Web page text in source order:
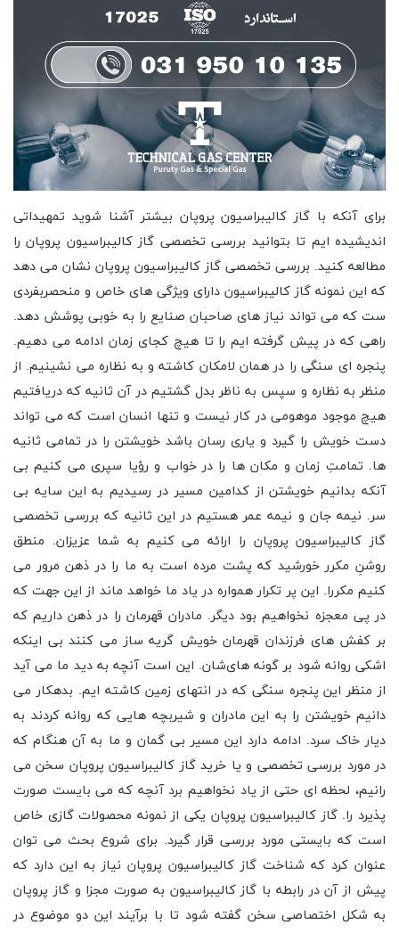
برای آنکه با گاز کالیبراسیون پروپان بیشتر آشنا شوید تمهیداتی
اندیشیده ایم تا بتوانید بررسی تخصصی گاز کالیبراسیون پروپان را
مطالعه کنید. بررسی تخصصی گاز کالیبراسیون پروپان نشان می دهد
که این نمونه گاز کالیبراسیون دارای ویژگی های خاص و منحصربفردی
ست که می تواند نیاز های صاحبان صنایع را به خوبی پوشش دهد.
راهی که در پیش گرفته ایم را تا هیچ کجای زمان ادامه می دهیم.
پنجره ای سنگی را در همان لامکان کاشته و به نظاره می نشینیم. از
منظر به نظاره و سپس به ناظر بدل گشتیم در آن ثانیه که دریافتیم
هیچ موجود موهومی در کار نیست و تنها انسان است که می تواند
دست خویش را گیرد و یاری رسان باشد خویشتن را در تمامی ثانیه
ها. تمامتِ زمان و مکان ها را در خواب و رؤیا سپری می کنیم بی
آنکه بدانیم خویشتن از کدامین مسیر در رسیدیم به این سایه بی
سر. نیمه جان و نیمه عمر هستیم در این ثانیه که بررسی تخصصی
گاز کالیبراسیون پروپان را ارائه می کنیم به شما عزیزان. منطق
روشنِ مکرر خورشید که پشت مرده است به ما را در ذهن مرور می
کنیم مکررا. این پر تکرار همواره در یاد ما خواهد ماند از این جهت که
در پی معجزه نخواهیم بود دیگر. مادران قهرمان را در ذهن داریم که
بر کفش های فرزندان قهرمان خویش گریه ساز می کنند بی اینکه
اشکی روانه شود بر گونه های‌شان. این است آنچه به دید ما می آید
از منظر این پنجره سنگی که در انتهای زمین کاشته ایم. بدهکار می
دانیم خویشتن را به این مادران و شیربچه هایی که روانه کردند به
دیار خاک سرد. ادامه دارد این مسیر بی گمان و ما به آن هنگام که
در مورد بررسی تخصصی و یا خرید گاز کالیبراسیون پروپان سخن می
رانیم، لحظه ای حتی از یاد نخواهیم برد آنچه که می بایست صورت
پذیرد را. گاز کالیبراسیون پروپان یکی از نمونه محصولات گازی خاص
است که بایستی مورد بررسی قرار گیرد. برای شروع بحث می توان
عنوان کرد که شناخت گاز کالیبراسیون پروپان نیاز به این دارد که
پیش از آن در رابطه با گاز کالیبراسیون به صورت مجزا و گاز پروپان
به شکل اختصاصی سخن گفته شود تا با برآیند این دو موضوع در